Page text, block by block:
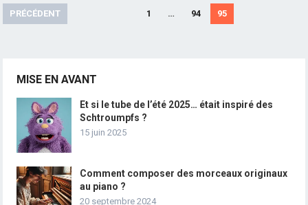
Pagination
des
PRÉCÉDENT 1 … 94 95
MISE EN AVANT
Et si le tube de l’été 2025… était inspiré des
Schtroumpfs ?
15 juin 2025
Comment composer des morceaux originaux
au piano ?
20 septembre 2024